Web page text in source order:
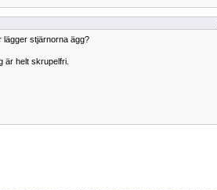
lägger stjärnorna ägg?
är helt skrupelfri.